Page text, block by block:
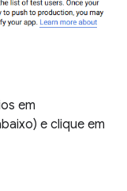
em
e clique em